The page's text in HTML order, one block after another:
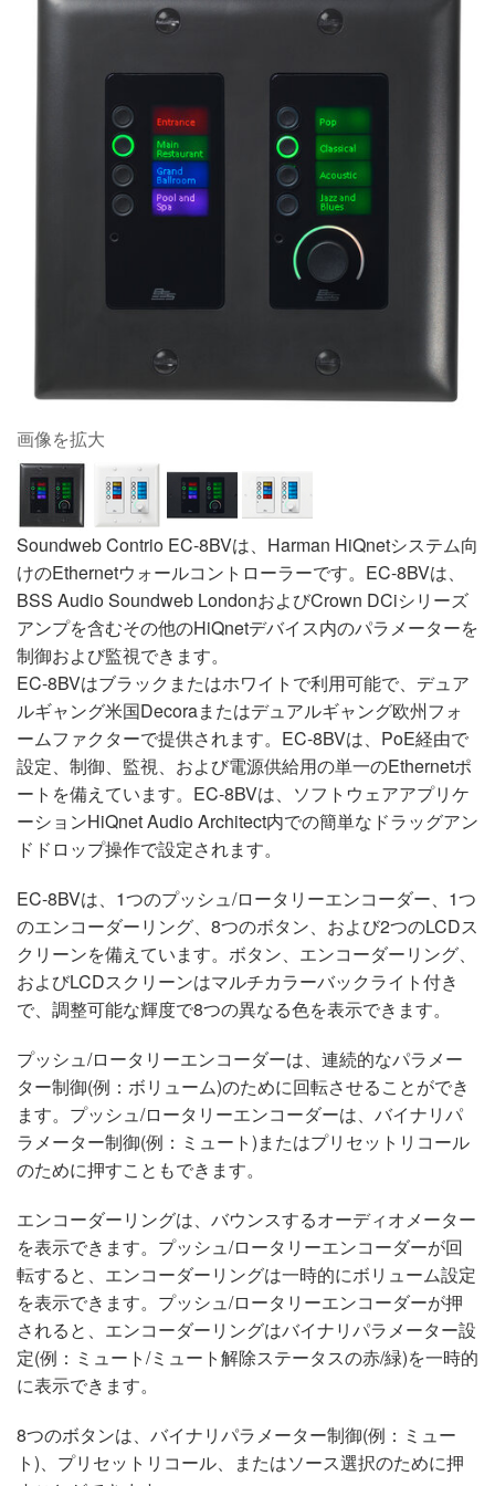
画像を拡大
Soundweb Contrio EC-8BVは、Harman HiQnetシステム向
けのEthernetウォールコントローラーです。EC-8BVは、
BSS Audio Soundweb LondonおよびCrown DCiシリーズ
アンプを含むその他のHiQnetデバイス内のパラメーターを
制御および監視できます。
EC-8BVはブラックまたはホワイトで利用可能で、デュア
ルギャング米国Decoraまたはデュアルギャング欧州フォ
ームファクターで提供されます。EC-8BVは、PoE経由で
設定、制御、監視、および電源供給用の単一のEthernetポ
ートを備えています。EC-8BVは、ソフトウェアアプリケ
ーションHiQnet Audio Architect内での簡単なドラッグアン
ドドロップ操作で設定されます。
EC-8BVは、1つのプッシュ/ロータリーエンコーダー、1つ
のエンコーダーリング、8つのボタン、および2つのLCDス
クリーンを備えています。ボタン、エンコーダーリング、
およびLCDスクリーンはマルチカラーバックライト付き
で、調整可能な輝度で8つの異なる色を表示できます。
プッシュ/ロータリーエンコーダーは、連続的なパラメー
ター制御(例：ボリューム)のために回転させることができ
ます。プッシュ/ロータリーエンコーダーは、バイナリパ
ラメーター制御(例：ミュート)またはプリセットリコール
のために押すこともできます。
エンコーダーリングは、バウンスするオーディオメーター
を表示できます。プッシュ/ロータリーエンコーダーが回
転すると、エンコーダーリングは一時的にボリューム設定
を表示できます。プッシュ/ロータリーエンコーダーが押
されると、エンコーダーリングはバイナリパラメーター設
定(例：ミュート/ミュート解除ステータスの赤/緑)を一時的
に表示できます。
8つのボタンは、バイナリパラメーター制御(例：ミュー
ト)、プリセットリコール、またはソース選択のために押